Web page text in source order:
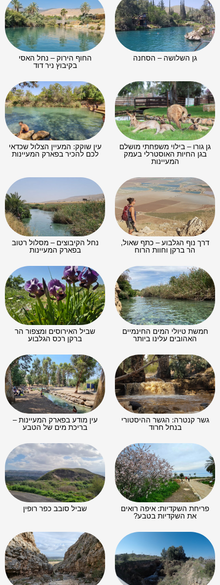
גן השלושה – הסחנה
החוף הירוק – נחל האסי
בקיבוץ ניר דוד
גן גורו – בילוי משפחתי מושלם
בגן החיות האוסטרלי בעמק
המעיינות
עין שוקק: המעיין הצלול שכדאי
לכם להכיר בפארק המעיינות
דרך נוף הגלבוע – כתף שאול,
הר ברקן וחוות הרוח
נחל הקיבוצים – מסלול רטוב
בפארק המעיינות
חמשת טיולי המים החינמיים
האהובים עלינו ביותר
שביל האירוסים ומצפור הר
ברקן רכס הגלבוע
גשר קנטרה: הגשר ההיסטורי
בנחל חרוד
עין מודע בפארק המעיינות –
בריכת מים של הטבע
פריחת השקדיות: איפה רואים
את השקדיות בטבע?
שביל סובב כפר רופין